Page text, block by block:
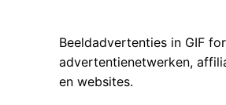
Beeldadvertenties in GIF
advertentienetwerken,
en websites.